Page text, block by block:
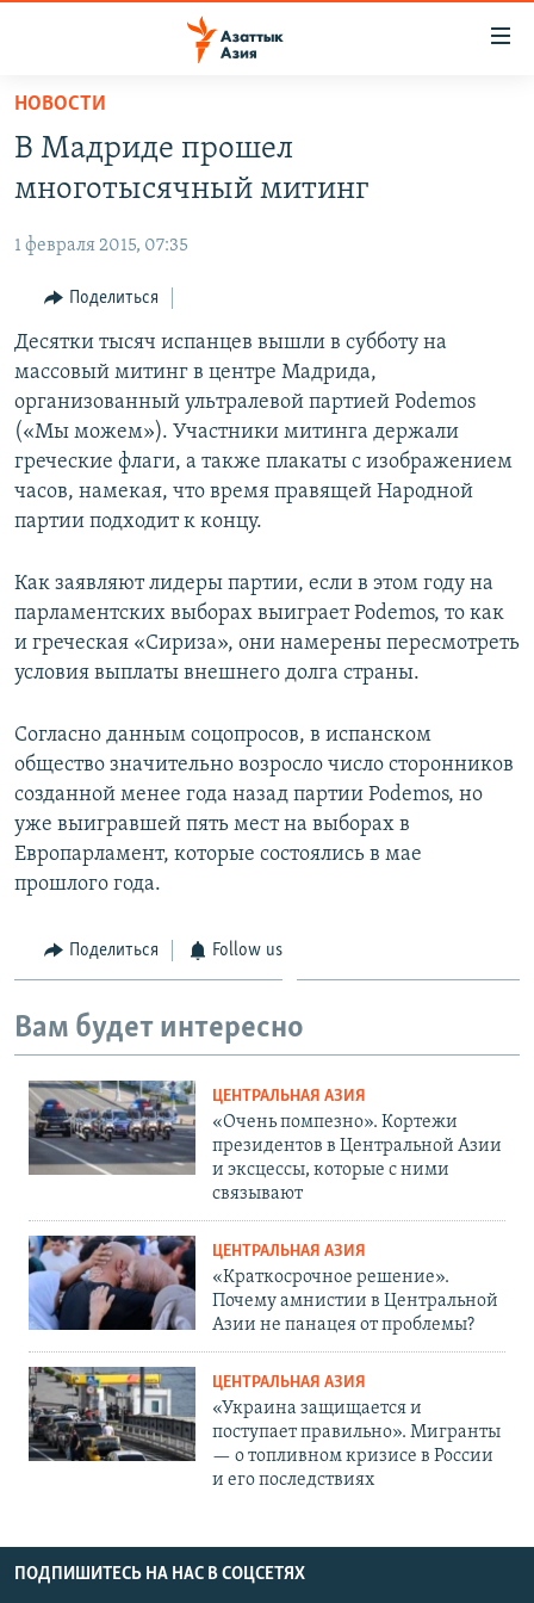
Вернуться
основному
содержанию
навигации
Вернутся
поиску
КАЗАХСТАН
УЗБЕКИСТАН
ТАДЖИКИСТАН
НОВОСТИ
НА ДРУГИХ ЯЗЫКАХ
ҚАЗАҚША
КЫРГЫЗЧА
ТОҶИКӢ
TÜRKMENÇE
Все сайты РСЕ/РС
НОВОСТИ
В Мадриде прошел
многотысячный митинг
1 февраля 2015, 07:35
Поделиться
Десятки тысяч испанцев вышли в субботу на
массовый митинг в центре Мадрида,
организованный ультралевой партией Podemos
(«Мы можем»). Участники митинга держали
греческие флаги, а также плакаты с изображением
часов, намекая, что время правящей Народной
партии подходит к концу.
Как заявляют лидеры партии, если в этом году на
парламентских выборах выиграет Podemos, то как
и греческая «Сириза», они намерены пересмотреть
условия выплаты внешнего долга страны.
Согласно данным соцопросов, в испанском
общество значительно возросло число сторонников
созданной менее года назад партии Podemos, но
уже выигравшей пять мест на выборах в
Европарламент, которые состоялись в мае
прошлого года.
Поделиться Follow us
Вам будет интересно
ЦЕНТРАЛЬНАЯ АЗИЯ
«Очень помпезно». Кортежи
президентов в Центральной Азии
и эксцессы, которые с ними
связывают
ЦЕНТРАЛЬНАЯ АЗИЯ
«Краткосрочное решение».
Почему амнистии в Центральной
Азии не панацея от проблемы?
ЦЕНТРАЛЬНАЯ АЗИЯ
«Украина защищается и
поступает правильно». Мигранты
— о топливном кризисе в России
и его последствиях
ПОДПИШИТЕСЬ НА НАС В СОЦСЕТЯХ